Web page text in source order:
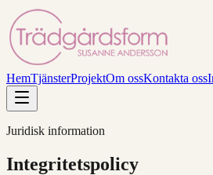
HemTjänsterProjektOm ossKontakta oss
Juridisk information
Integritetspolicy